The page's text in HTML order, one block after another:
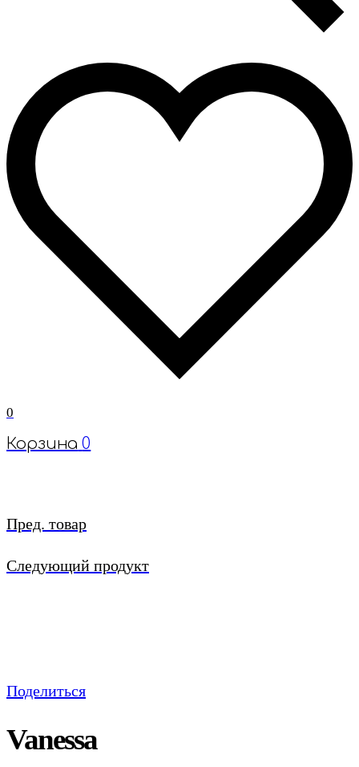
0
Корзина 0
Пред. товар
Следующий продукт
Поделиться
Vanessa